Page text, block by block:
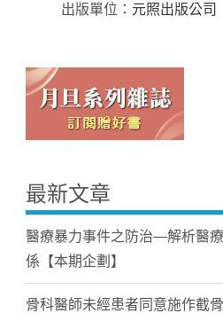
出版單位： 元照出版公司
最新文章
醫療暴力事件之防治—解析醫
係【本期企劃】
骨科醫師未經患者同意施作截